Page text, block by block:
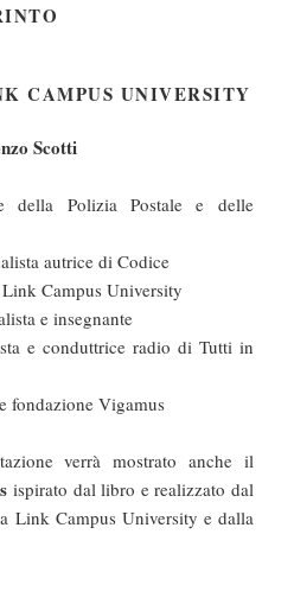
CAMPUS UNIVERSITY
Scotti
della Polizia Postale e delle
autrice di Codice
Campus University
e insegnante
e conduttrice radio di Tutti in
fondazione Vigamus
verrà mostrato anche il
ispirato dal libro e realizzato dal
Link Campus University e dalla